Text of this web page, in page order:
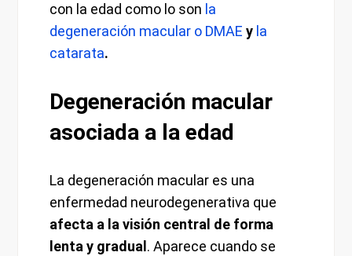
con la edad como lo son la
degeneración macular o DMAE y la
catarata.
Degeneración macular
asociada a la edad
La degeneración macular es una
enfermedad neurodegenerativa que
afecta a la visión central de forma
lenta y gradual . Aparece cuando se